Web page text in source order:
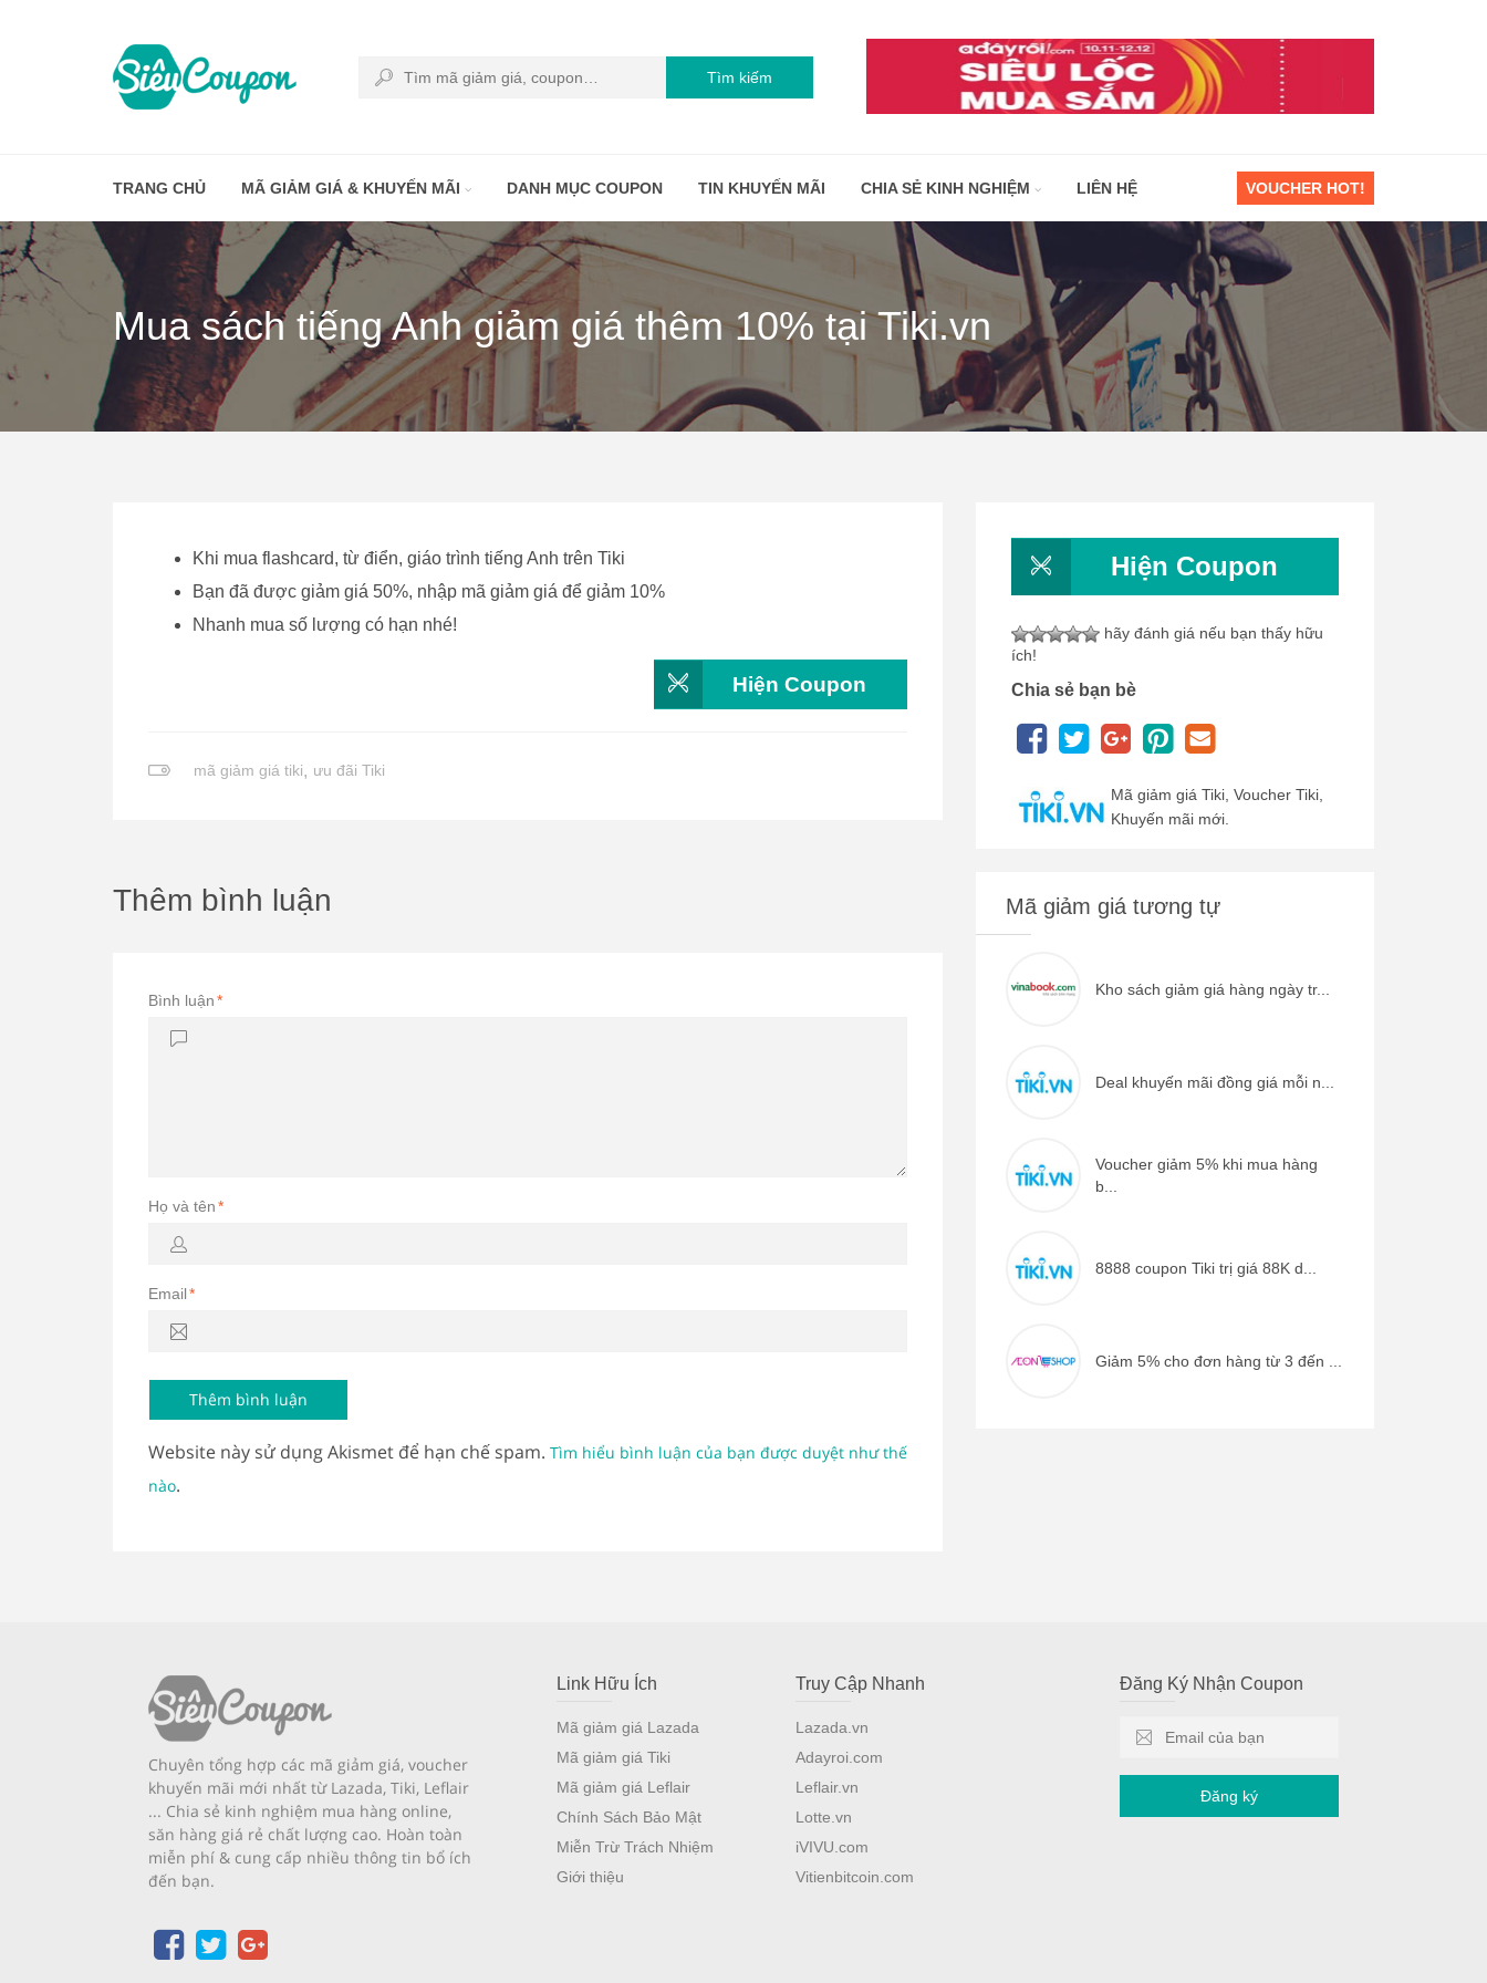
Tìm kiếm
TRANG CHỦ MÃ GIẢM GIÁ & KHUYẾN MÃI DANH MỤC COUPON TIN KHUYẾN MÃI CHIA SẺ KINH NGHIỆM LIÊN HỆ VOUCHER HOT!
Mua sách tiếng Anh giảm giá thêm 10% tại Tiki.vn
Khi mua flashcard, từ điển, giáo trình tiếng Anh trên Tiki
Bạn đã được giảm giá 50%, nhập mã giảm giá để giảm 10%
Nhanh mua số lượng có hạn nhé!
Hiện Coupon
mã giảm giá tiki, ưu đãi Tiki
Thêm bình luận
Bình luận*
Họ và tên*
Email*
Website này sử dụng Akismet để hạn chế spam. Tìm hiểu bình luận của bạn được duyệt như thế
nào.
Hiện Coupon
hãy đánh giá nếu bạn thấy hữu
ích!
Chia sẻ bạn bè
Mã giảm giá Tiki, Voucher Tiki,
Khuyến mãi mới.
Mã giảm giá tương tự
Kho sách giảm giá hàng ngày tr...
Deal khuyến mãi đồng giá mỗi n...
Voucher giảm 5% khi mua hàng
b...
8888 coupon Tiki trị giá 88K d...
Giảm 5% cho đơn hàng từ 3 đến ...
Chuyên tổng hợp các mã giảm giá, voucher
khuyến mãi mới nhất từ Lazada, Tiki, Leflair
... Chia sẻ kinh nghiệm mua hàng online,
săn hàng giá rẻ chất lượng cao. Hoàn toàn
miễn phí & cung cấp nhiều thông tin bổ ích
đến bạn.
Link Hữu Ích
Mã giảm giá Lazada
Mã giảm giá Tiki
Mã giảm giá Leflair
Chính Sách Bảo Mật
Miễn Trừ Trách Nhiệm
Giới thiệu
Truy Cập Nhanh
Lazada.vn
Adayroi.com
Leflair.vn
Lotte.vn
iVIVU.com
Vitienbitcoin.com
Đăng Ký Nhận Coupon
Đăng ký